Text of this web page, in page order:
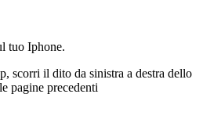
tuo Iphone.
scorri il dito da sinistra a destra dello
pagine precedenti